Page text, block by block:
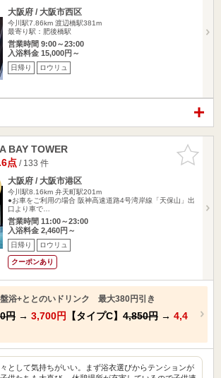
大阪府 / 大阪市西区
今川駅7.86km 渡辺橋駅381m
最寄り駅：肥後橋駅
営業時間 9:00～23:00
入浴料金 15,000円～
日帰り ロウリュ
お気に入
りに追加
BAY TOWER
点/ 133 件
大阪府 / 大阪市港区
今川駅8.16km 弁天町駅201m
●お車をご利用の場合 阪神高速道路4号湾岸線「天保山」出
口より車で…
営業時間 11:00～23:00
入浴料金 2,460円～
日帰り ロウリュ
クーポンあり
盤浴+ととのいドリンク 最大380円引き
円 → 3,700円 【タイプC】 4,850円 → 4,4
として気持ちがいい。まず浴衣選びからテンションが